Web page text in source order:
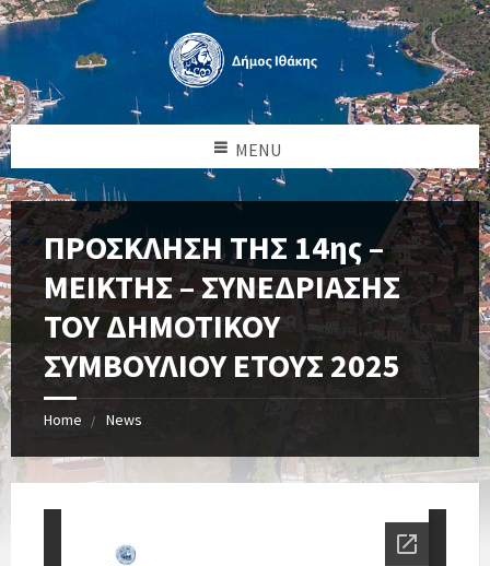
MENU
ΠΡΟΣΚΛΗΣΗ ΤΗΣ 14ης –
ΜΕΙΚΤΗΣ – ΣΥΝΕΔΡΙΑΣΗΣ
ΤΟΥ ΔΗΜΟΤΙΚΟΥ
ΣΥΜΒΟΥΛΙΟΥ ΕΤΟΥΣ 2025
Home News